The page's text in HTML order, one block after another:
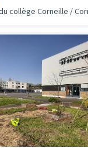
collège Corneille /